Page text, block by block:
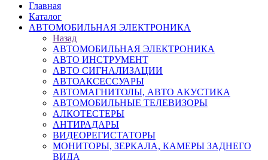
Главная
Каталог
АВТОМОБИЛЬНАЯ ЭЛЕКТРОНИКА
Назад
АВТОМОБИЛЬНАЯ ЭЛЕКТРОНИКА
АВТО ИНСТРУМЕНТ
АВТО СИГНАЛИЗАЦИИ
АВТОАКСЕССУАРЫ
АВТОМАГНИТОЛЫ, АВТО АКУСТИКА
АВТОМОБИЛЬНЫЕ ТЕЛЕВИЗОРЫ
АЛКОТЕСТЕРЫ
АНТИРАДАРЫ
ВИДЕОРЕГИСТАТОРЫ
МОНИТОРЫ, ЗЕРКАЛА, КАМЕРЫ ЗАДНЕГО
ВИДА